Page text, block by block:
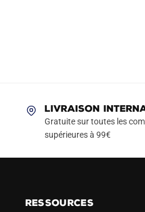
LIVRAISON
Gratuite sur toutes les
supérieures à 99€
RESSOURCES